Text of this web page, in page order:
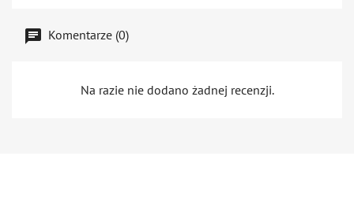
Komentarze (0)
Na razie nie dodano żadnej recenzji.